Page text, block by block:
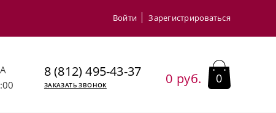
Войти Зарегистрироваться
8 (812) 495-43-37
ЗАКАЗАТЬ ЗВОНОК 0 руб. 0